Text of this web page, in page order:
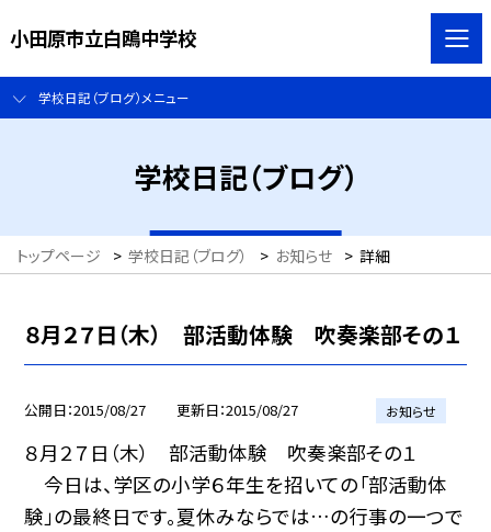
小田原市立白鴎中学校
学校日記（ブログ）メニュー
学校日記（ブログ）
トップページ > 学校日記（ブログ） > お知らせ > 詳細
８月２７日（木） 部活動体験 吹奏楽部その１
公開日 2015/08/27 更新日 2015/08/27 お知らせ
８月２７日（木） 部活動体験 吹奏楽部その１
今日は、学区の小学６年生を招いての「部活動体
験」の最終日です。夏休みならでは…の行事の一つで